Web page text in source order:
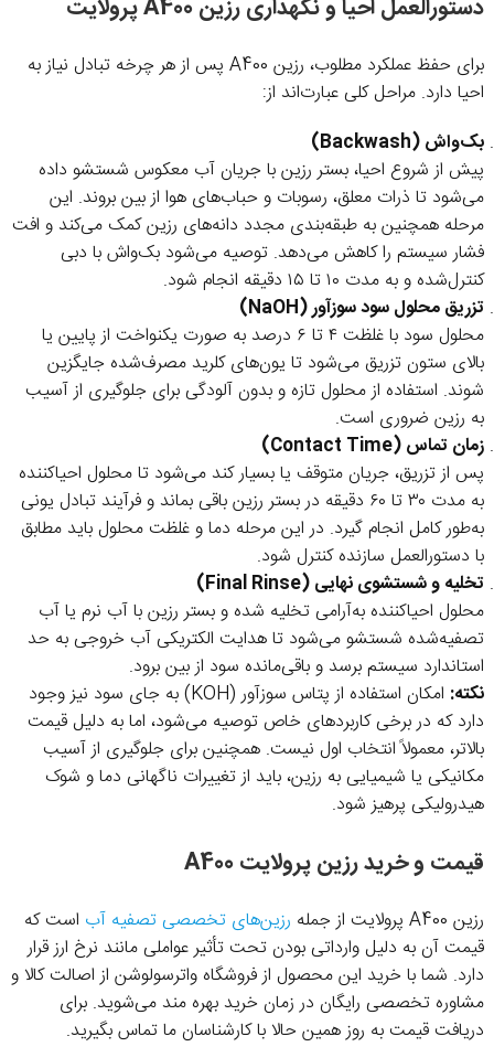
دستورالعمل احیا و نگهداری رزین A400 پرولایت
برای حفظ عملکرد مطلوب، رزین A400 پس از هر چرخه تبادل نیاز به
احیا دارد. مراحل کلی عبارت‌اند از:
بک‌واش (Backwash)
پیش از شروع احیا، بستر رزین با جریان آب معکوس شستشو داده
می‌شود تا ذرات معلق، رسوبات و حباب‌های هوا از بین بروند. این
مرحله همچنین به طبقه‌بندی مجدد دانه‌های رزین کمک می‌کند و افت
فشار سیستم را کاهش می‌دهد. توصیه می‌شود بک‌واش با دبی
کنترل‌شده و به مدت ۱۰ تا ۱۵ دقیقه انجام شود.
تزریق محلول سود سوزآور (NaOH)
محلول سود با غلظت ۴ تا ۶ درصد به صورت یکنواخت از پایین یا
بالای ستون تزریق می‌شود تا یون‌های کلرید مصرف‌شده جایگزین
شوند. استفاده از محلول تازه و بدون آلودگی برای جلوگیری از آسیب
به رزین ضروری است.
زمان تماس (Contact Time)
پس از تزریق، جریان متوقف یا بسیار کند می‌شود تا محلول احیاکننده
به مدت ۳۰ تا ۶۰ دقیقه در بستر رزین باقی بماند و فرآیند تبادل یونی
به‌طور کامل انجام گیرد. در این مرحله دما و غلظت محلول باید مطابق
با دستورالعمل سازنده کنترل شود.
تخلیه و شستشوی نهایی (Final Rinse)
محلول احیاکننده به‌آرامی تخلیه شده و بستر رزین با آب نرم یا آب
تصفیه‌شده شستشو می‌شود تا هدایت الکتریکی آب خروجی به حد
استاندارد سیستم برسد و باقی‌مانده سود از بین برود.
نکته:
امکان استفاده از پتاس سوزآور (KOH) به جای سود نیز وجود
دارد که در برخی کاربردهای خاص توصیه می‌شود، اما به دلیل قیمت
بالاتر، معمولاً انتخاب اول نیست. همچنین برای جلوگیری از آسیب
مکانیکی یا شیمیایی به رزین، باید از تغییرات ناگهانی دما و شوک
هیدرولیکی پرهیز شود.
قیمت و خرید رزین پرولایت A400
رزین A400 پرولایت از جمله رزین‌های تخصصی تصفیه آب است که
قیمت آن به دلیل وارداتی بودن تحت تأثیر عواملی مانند نرخ ارز قرار
دارد. شما با خرید این محصول از فروشگاه واترسولوشن از اصالت کالا و
مشاوره تخصصی رایگان در زمان خرید بهره مند می‌شوید. برای
دریافت قیمت به روز همین حالا با کارشناسان ما تماس بگیرید.